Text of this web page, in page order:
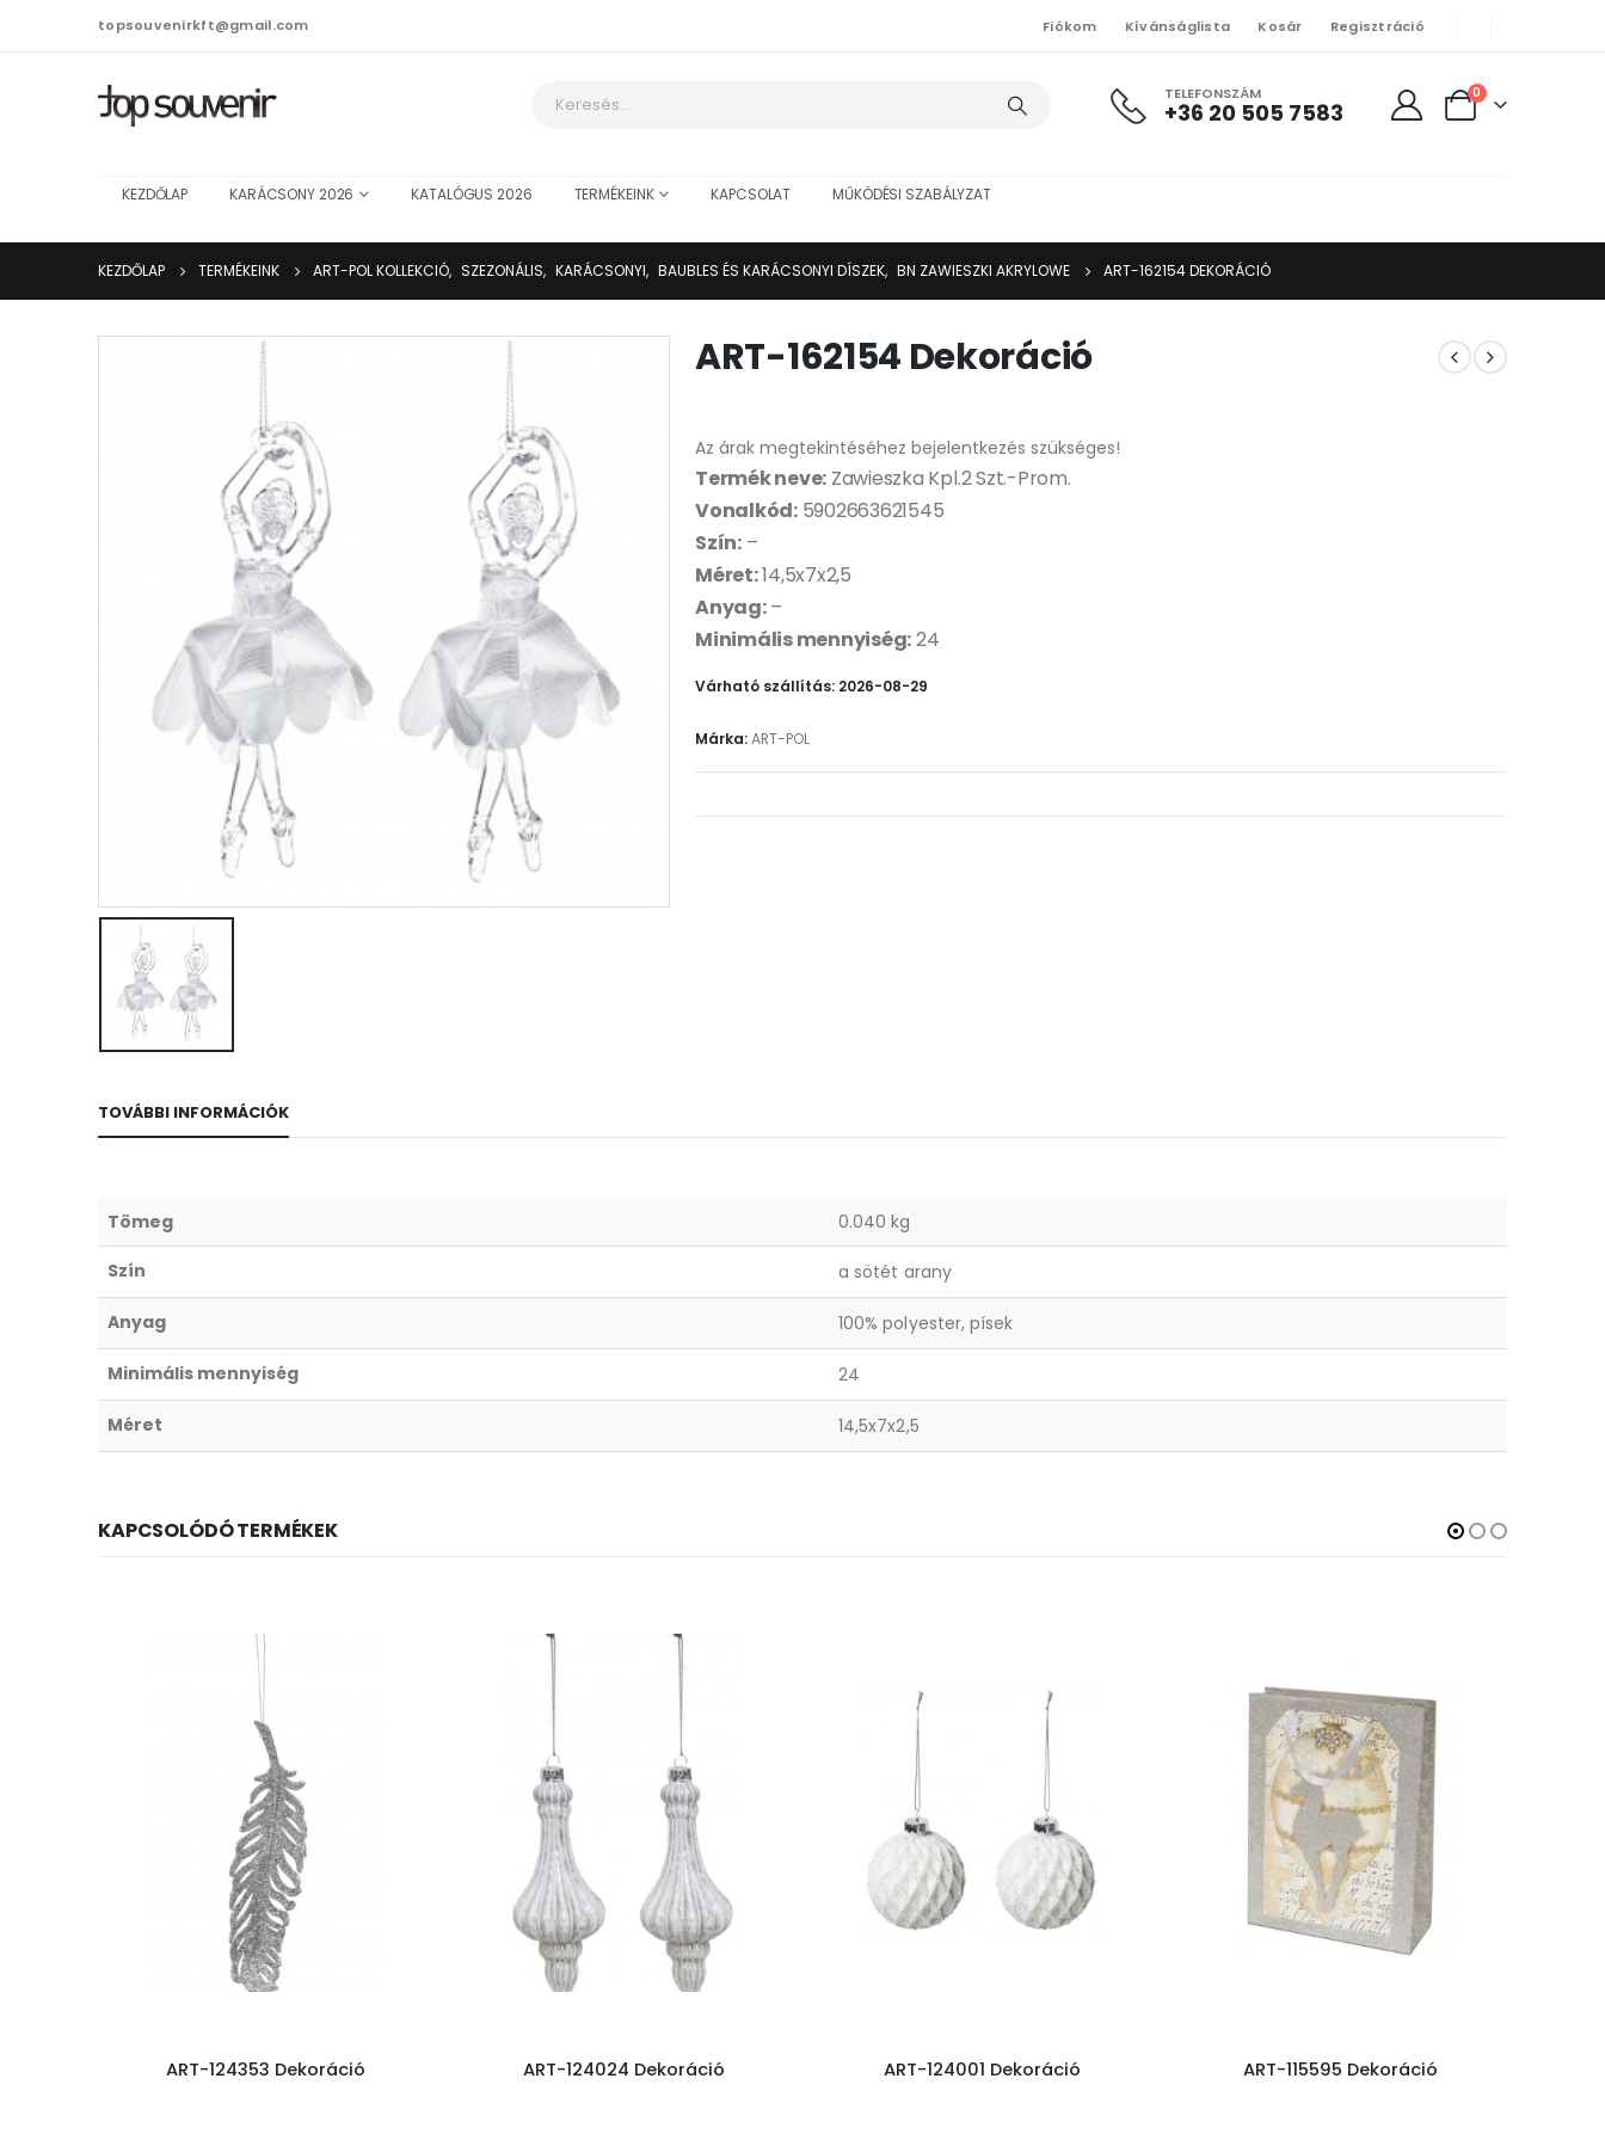
topsouvenirkft@gmail.com Fiókom Kívánságlista Kosár Regisztráció
TELEFONSZÁM
+36 20 505 7583
0
KEZDŐLAP KARÁCSONY 2026 KATALÓGUS 2026 TERMÉKEINK KAPCSOLAT MŰKÖDÉSI SZABÁLYZAT
KEZDŐLAP TERMÉKEINK ART-POL KOLLEKCIÓ, SZEZONÁLIS, KARÁCSONYI, BAUBLES ÉS KARÁCSONYI DÍSZEK, BN ZAWIESZKI AKRYLOWE ART-162154 DEKORÁCIÓ
ART-162154 Dekoráció
Az árak megtekintéséhez bejelentkezés szükséges!
Termék neve: Zawieszka Kpl.2 Szt.-Prom.
Vonalkód:5902663621545
Szín:–
Méret:14,5x7x2,5
Anyag:–
Minimális mennyiség:24
Várható szállítás: 2026-08-29
Márka:ART-POL
TOVÁBBI INFORMÁCIÓK
Tömeg 0.040 kg
Szín a sötét arany
Anyag 100% polyester, písek
Minimális mennyiség 24
Méret 14,5x7x2,5
KAPCSOLÓDÓ TERMÉKEK
ART-124353 Dekoráció ART-124024 Dekoráció ART-124001 Dekoráció ART-115595 Dekoráció